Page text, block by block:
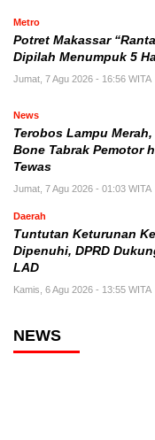
Metro
Potret Makassar
Dipilah Menumpuk 5
Jumat, 7 Agu 2026 - 16:56 WITA
News
Terobos Lampu
Bone Tabrak Pemotor
Tewas
Jumat, 7 Agu 2026 - 01:03 WITA
Daerah
Tuntutan Keturunan
Dipenuhi, DPRD
LAD
Kamis, 6 Agu 2026 - 13:55 WITA
NEWS